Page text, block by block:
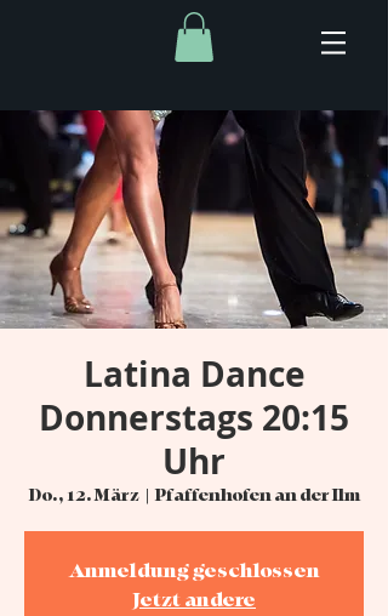
Latina Dance
Donnerstags 20:15
Uhr
Do., 12. März
  |
Pfaffenhofen an der Ilm
Anmeldung geschlossen
Jetzt andere